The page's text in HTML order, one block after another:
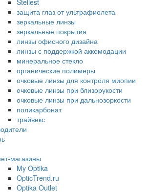
Stellest
защита глаз от ультрафиолета
зеркальные линзы
зеркальные покрытия
линзы офисного дизайна
линзы с поддержкой аккомодации
минеральное стекло
органические полимеры
очковые линзы для контроля миопии
очковые линзы при близорукости
очковые линзы при дальнозоркости
поликарбонат
трайвекс
магазины
My Optika
OpticTrend.ru
Optika Outlet